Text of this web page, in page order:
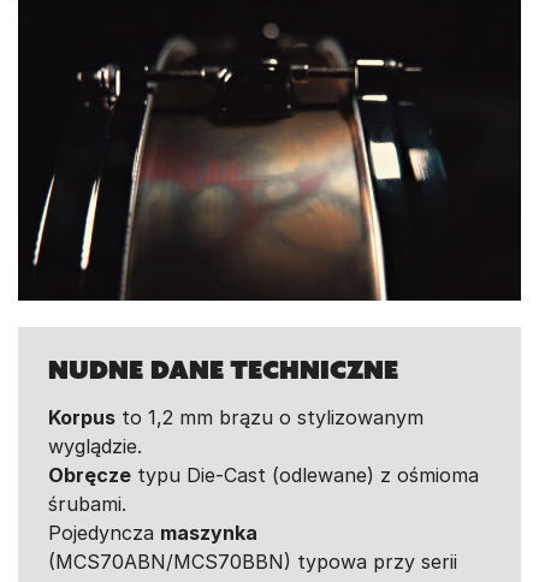
Nudne dane techniczne
Korpus to 1,2 mm brązu o stylizowanym
wyglądzie.
Obręcze typu Die-Cast (odlewane) z ośmioma
śrubami.
Pojedyncza maszynka
(MCS70ABN/MCS70BBN) typowa przy serii